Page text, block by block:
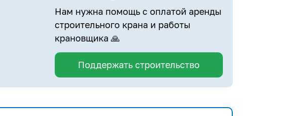
Нам нужна помощь с оплатой аренды
строительного крана и работы
крановщика 🙏
Поддержать строительство